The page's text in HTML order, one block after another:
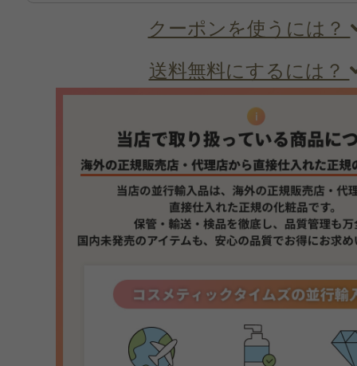
クーポンを使うには？
送料無料にするには？